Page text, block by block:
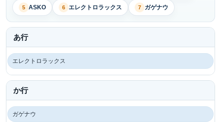
5 ASKO 6 エレクトロラックス 7 ガゲナウ
あ行
エレクトロラックス
か行
ガゲナウ